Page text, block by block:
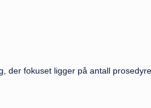
der fokuset ligger på antall